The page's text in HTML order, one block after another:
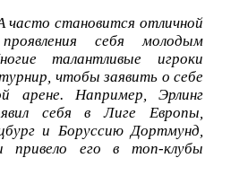
становится отличной
себя молодым
талантливые игроки
чтобы заявить о себе
арене. Например, Эрлинг
себя в Лиге Европы,
и Боруссию Дортмунд,
привело его в топ-клубы